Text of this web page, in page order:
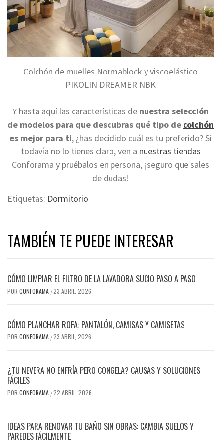
Colchón de muelles Normablock y viscoelástico
PIKOLIN DREAMER NBK
Y hasta aquí las características de nuestra selección
de modelos para que descubras qué tipo de colchón
es mejor para ti, ¿has decidido cuál es tu preferido? Si
todavía no lo tienes claro, ven a nuestras tiendas
Conforama y pruébalos en persona, ¡seguro que sales
de dudas!
Etiquetas: Dormitorio
TAMBIÉN TE PUEDE INTERESAR
CÓMO LIMPIAR EL FILTRO DE LA LAVADORA SUCIO PASO A PASO
POR CONFORAMA /23 ABRIL, 2026
CÓMO PLANCHAR ROPA: PANTALÓN, CAMISAS Y CAMISETAS
POR CONFORAMA /23 ABRIL, 2026
¿TU NEVERA NO ENFRÍA PERO CONGELA? CAUSAS Y SOLUCIONES
FÁCILES
POR CONFORAMA /22 ABRIL, 2026
IDEAS PARA RENOVAR TU BAÑO SIN OBRAS: CAMBIA SUELOS Y
PAREDES FÁCILMENTE